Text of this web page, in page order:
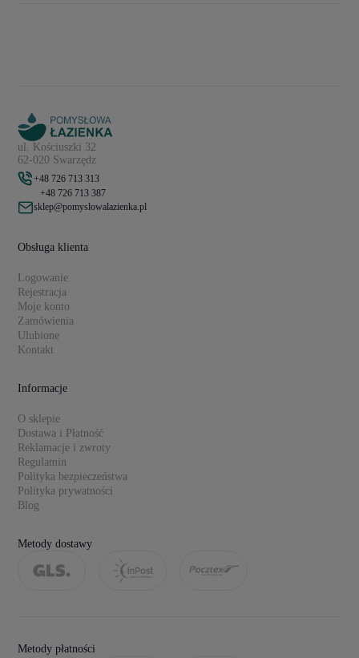
ul. Kościuszki 32
62-020 Swarzędz
+48 726 713 313
+48 726 713 387
sklep@pomyslowalazienka.pl
Obsługa klienta
Logowanie
Rejestracja
Moje konto
Zamówienia
Ulubione
Kontakt
Informacje
O sklepie
Dostawa i Płatność
Reklamacje i zwroty
Regulamin
Polityka bezpieczeństwa
Polityka prywatności
Blog
Metody dostawy
Metody płatności